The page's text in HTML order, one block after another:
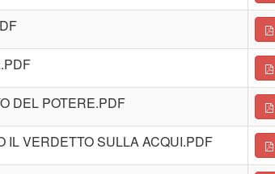
DEL POTERE.PDF
IL VERDETTO SULLA ACQUI.PDF